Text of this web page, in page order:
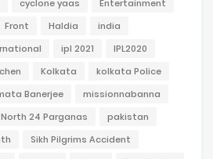
cyclone yaas
Entertainment
Front Haldia
india
ipl 2021
IPL2020
Kolkata
kolkata Police
Banerjee
missionnabanna
North 24 Parganas
pakistan
Sikh Pilgrims Accident